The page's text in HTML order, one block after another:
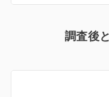
調査後